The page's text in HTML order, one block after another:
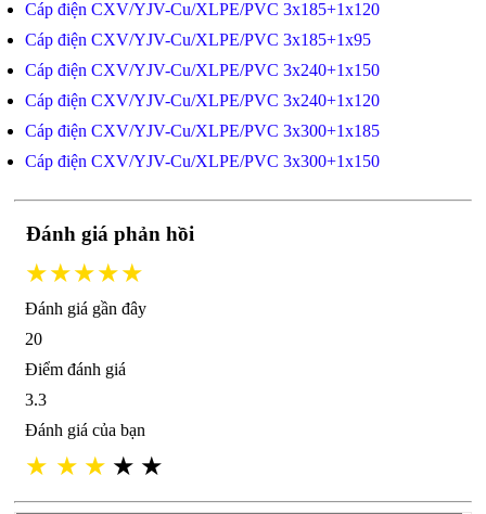
Cáp điện CXV/YJV-Cu/XLPE/PVC 3x185+1x120
Cáp điện CXV/YJV-Cu/XLPE/PVC 3x185+1x95
Cáp điện CXV/YJV-Cu/XLPE/PVC 3x240+1x150
Cáp điện CXV/YJV-Cu/XLPE/PVC 3x240+1x120
Cáp điện CXV/YJV-Cu/XLPE/PVC 3x300+1x185
Cáp điện CXV/YJV-Cu/XLPE/PVC 3x300+1x150
Đánh giá phản hồi
★★★★★
Đánh giá gần đây
20
Điểm đánh giá
3.3
Đánh giá của bạn
★ ★ ★ ★ ★